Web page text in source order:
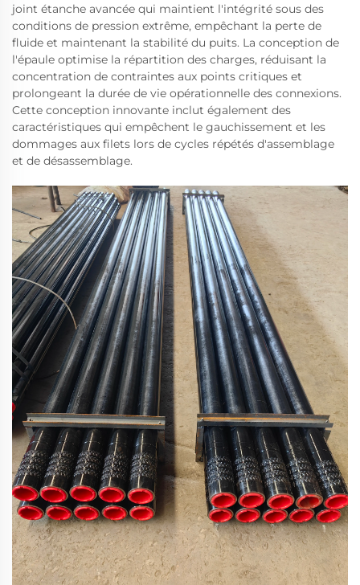
joint étanche avancée qui maintient l'intégrité sous des
conditions de pression extrême, empêchant la perte de
fluide et maintenant la stabilité du puits. La conception de
l'épaule optimise la répartition des charges, réduisant la
concentration de contraintes aux points critiques et
prolongeant la durée de vie opérationnelle des connexions.
Cette conception innovante inclut également des
caractéristiques qui empêchent le gauchissement et les
dommages aux filets lors de cycles répétés d'assemblage
et de désassemblage.